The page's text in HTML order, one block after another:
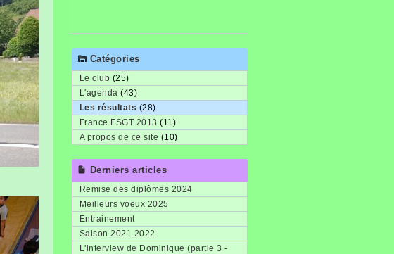
Catégories
Le club (25)
L'agenda (43)
Les résultats (28)
France FSGT 2013 (11)
A propos de ce site (10)
Derniers articles
Remise des diplômes 2024
Meilleurs voeux 2025
Entrainement
Saison 2021 2022
L'interview de Dominique (partie 3 -